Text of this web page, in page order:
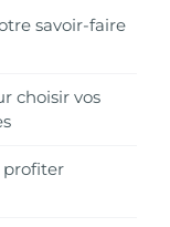
savoir-faire
choisir vos
profiter